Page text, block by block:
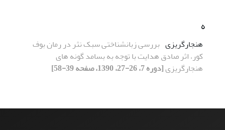
ه
هنجارگریزی بررسی زبانشناختی سبک نثر در رمان بوف
کور، اثر صادق هدایت با توجه به بسامد گونه های
هنجارگریزی[دوره 7، 26-27، 1390، صفحه 39-58]